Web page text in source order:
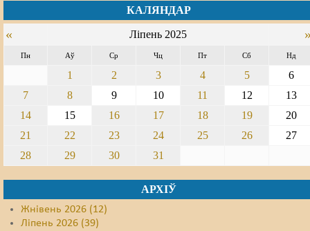
КАЛЯНДАР
« Ліпень 2025
Пн Аў Ср Чц Пт Сб Нд
1 2 3 4 5
6
7
8 9 10 11 12
13
14
15 16 17 18 19
20
21
22 23 24 25 26
27
28
29 30 31
АРХІЎ
Жнівень 2026 (12)
Ліпень 2026 (39)